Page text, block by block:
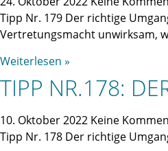
Tipp Nr. 179 Der richtige
Vertretungsmacht unwirksam,
Weiterlesen »
TIPP NR.178:
10. Oktober 2022 Keine
Tipp Nr. 178 Der richtige